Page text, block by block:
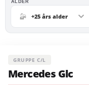
ALDER
+25 års alder
GRUPPE C/L
Mercedes Glc